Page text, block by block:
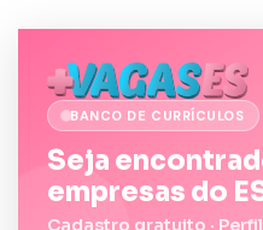
BANCO DE CURRÍCULOS
Seja
empresas do
Cadastro gratuito ·